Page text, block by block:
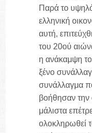
Παρά το
ελληνική
αυτή,
του 20ού
η ανάκαμψη
ξένο
συνάλλαγμα
βοήθησαν
μάλιστα
ολοκληρωθεί